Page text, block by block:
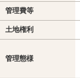
管理費等
土地権利
管理態様